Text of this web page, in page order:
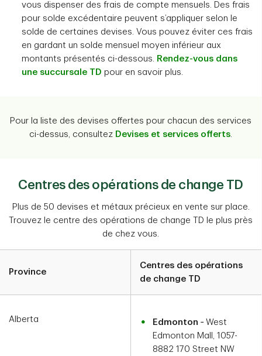
vous dispenser des frais de compte mensuels. Des frais
pour solde excédentaire peuvent s’appliquer selon le
solde de certaines devises. Vous pouvez éviter ces frais
en gardant un solde mensuel moyen inférieur aux
montants présentés ci-dessous. Rendez-vous dans
une succursale TD pour en savoir plus.
Pour la liste des devises offertes pour chacun des services
ci-dessus, consultez Devises et services offerts.
Centres des opérations de change TD
Plus de 50 devises et métaux précieux en vente sur place.
Trouvez le centre des opérations de change TD le plus près
de chez vous.
Province
Centres des opérations
de change TD
Alberta Edmonton ‑ West
Edmonton Mall, 1057-
8882 170 Street NW